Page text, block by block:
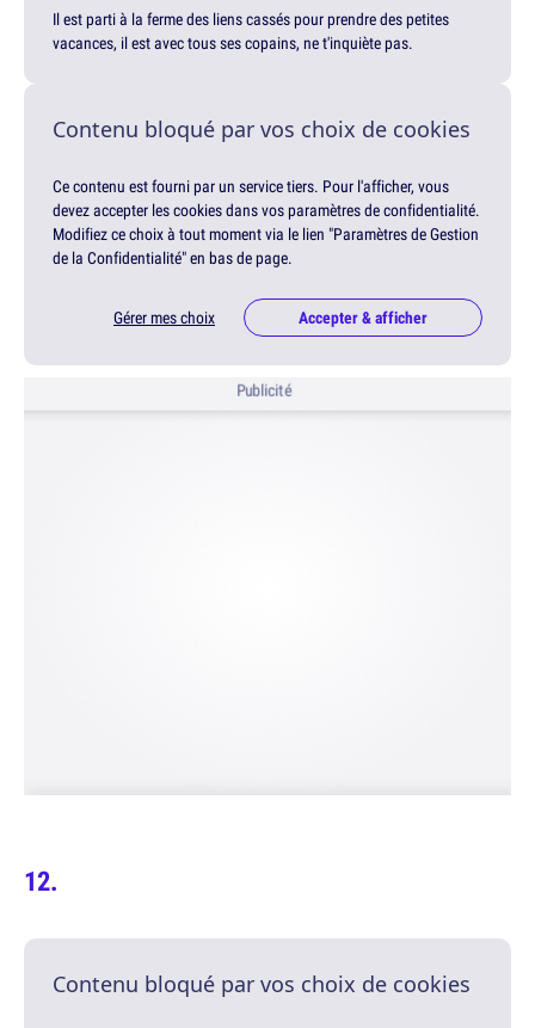
Il est parti à la ferme des liens cassés pour prendre des petites
vacances, il est avec tous ses copains, ne t'inquiète pas.
Contenu bloqué par vos choix de cookies
Ce contenu est fourni par un service tiers. Pour l'afficher, vous
devez accepter les cookies dans vos paramètres de confidentialité.
Modifiez ce choix à tout moment via le lien "Paramètres de Gestion
de la Confidentialité" en bas de page.
Gérer mes choix Accepter & afficher
Publicité
Contenu bloqué par vos choix de cookies